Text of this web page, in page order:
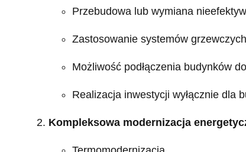
Przebudowa lub wymiana
Zastosowanie systemów
Możliwość podłączenia budynków
Realizacja inwestycji wyłącznie dla
Kompleksowa modernizacja